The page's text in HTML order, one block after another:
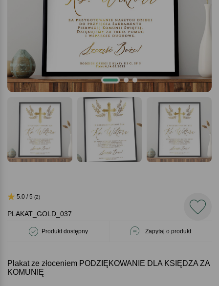
PLAKAT_GOLD_037
Produkt dostępny Zapytaj o produkt
5.0 / 5 (2)
Plakat ze złoceniem PODZIĘKOWANIE DLA KSIĘDZA ZA
KOMUNIĘ